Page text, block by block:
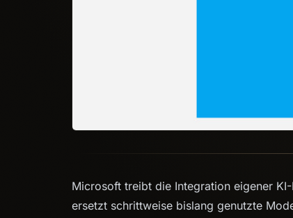
Microsoft treibt die Integration eigener
ersetzt schrittweise bislang genutzte